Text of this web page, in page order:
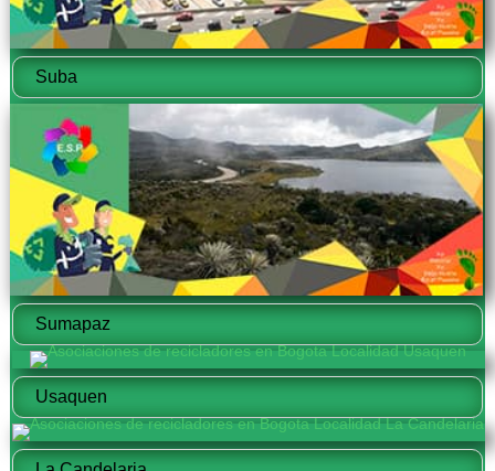
Suba
Sumapaz
Usaquen